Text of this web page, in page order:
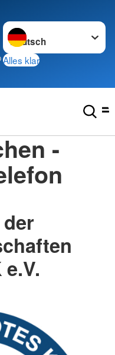
Sprache wechseln zu
Alles klar
-